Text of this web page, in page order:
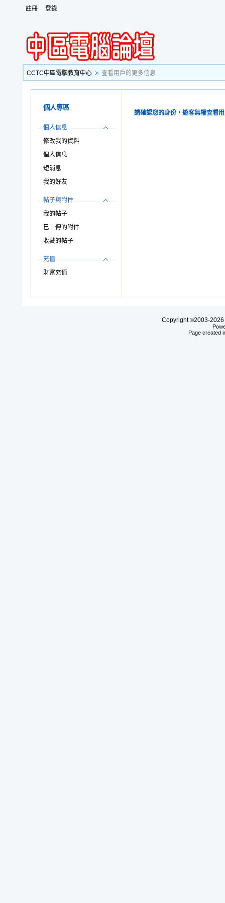
註冊 登錄
CCTC中區電腦教育中心 查看用戶的更多信息
個人專區
個人信息
修改我的資料
個人信息
短消息
我的好友
帖子與附件
我的帖子
已上傳的附件
收藏的帖子
充值
財富充值
請確認您的身份，遊客無權查看
Copyright©2003-2026
Page created